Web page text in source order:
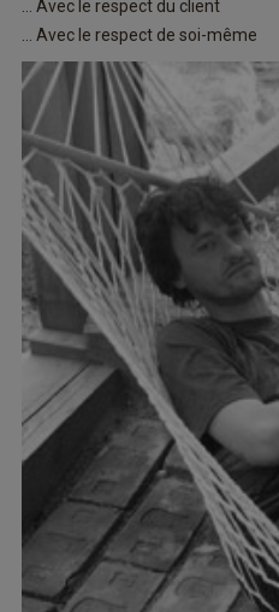
… Avec le respect du client
… Avec le respect de soi-même